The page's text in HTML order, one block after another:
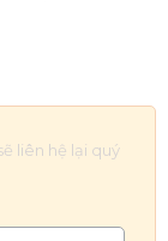
liên hệ lại quý